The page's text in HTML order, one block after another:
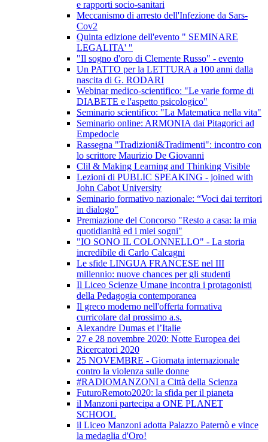
e rapporti socio-sanitari
Meccanismo di arresto dell'Infezione da Sars-
Cov2
Quinta edizione dell'evento " SEMINARE
LEGALITA' "
"Il sogno d'oro di Clemente Russo" - evento
Un PATTO per la LETTURA a 100 anni dalla
nascita di G. RODARI
Webinar medico-scientifico: "Le varie forme di
DIABETE e l'aspetto psicologico"
Seminario scientifico: "La Matematica nella vita"
Seminario online: ARMONIA dai Pitagorici ad
Empedocle
Rassegna "Tradizioni&Tradimenti": incontro con
lo scrittore Maurizio De Giovanni
Clil & Making Learning and Thinking Visible
Lezioni di PUBLIC SPEAKING - joined with
John Cabot University
Seminario formativo nazionale: “Voci dai territori
in dialogo"
Premiazione del Concorso "Resto a casa: la mia
quotidianità ed i miei sogni"
"IO SONO IL COLONNELLO" - La storia
incredibile di Carlo Calcagni
Le sfide LINGUA FRANCESE nel III
millennio: nuove chances per gli studenti
Il Liceo Scienze Umane incontra i protagonisti
della Pedagogia contemporanea
Il greco moderno nell'offerta formativa
curricolare dal prossimo a.s.
Alexandre Dumas et l’Italie
27 e 28 novembre 2020: Notte Europea dei
Ricercatori 2020
25 NOVEMBRE - Giornata internazionale
contro la violenza sulle donne
#RADIOMANZONI a Città della Scienza
FuturoRemoto2020: la sfida per il pianeta
il Manzoni partecipa a ONE PLANET
SCHOOL
il Liceo Manzoni adotta Palazzo Paternò e vince
la medaglia d'Oro!